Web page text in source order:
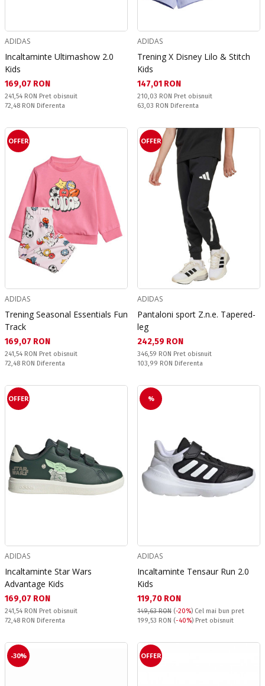
ADIDAS
Incaltaminte Ultimashow 2.0
Kids
Текуща цена:
169,07 RON
Pret obisnuit:
241,54 RON Pret obisnuit
Спестявате:
72,48 RON Diferenta
ADIDAS
Trening X Disney Lilo & Stitch
Kids
Текуща цена:
147,01 RON
Pret obisnuit:
210,03 RON Pret obisnuit
Спестявате:
63,03 RON Diferenta
OFFER
ADIDAS
Trening Seasonal Essentials Fun
Track
Текуща цена:
169,07 RON
Pret obisnuit:
241,54 RON Pret obisnuit
Спестявате:
72,48 RON Diferenta
OFFER
ADIDAS
Pantaloni sport Z.n.e. Tapered-
leg
Текуща цена:
242,59 RON
Pret obisnuit:
346,59 RON Pret obisnuit
Спестявате:
103,99 RON Diferenta
OFFER
ADIDAS
Incaltaminte Star Wars
Advantage Kids
Текуща цена:
169,07 RON
Pret obisnuit:
241,54 RON Pret obisnuit
Спестявате:
72,48 RON Diferenta
%
ADIDAS
Incaltaminte Tensaur Run 2.0
Kids
Текуща цена:
119,70 RON
149,63 RON (-20%) Cel mai bun pret
Pret obisnuit:
199,53 RON (-40%) Pret obisnuit
-30% OFFER